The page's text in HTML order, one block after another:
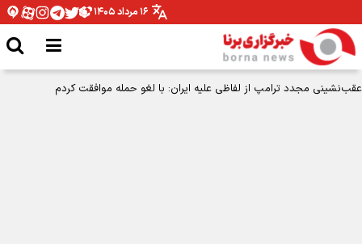
۱۶ مرداد ۱۴۰۵
عقب‌نشینی مجدد ترامپ از لفاظی علیه ایران: با لغو حمله موافقت کردم